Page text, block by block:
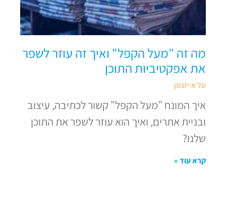
מה זה "מעל הקפל" ואיך זה עוזר לשפר
את אפקטיביות התוכן
טל אייזנמן
איך המונח "מעל הקפל" קשור לכתיבה, עיצוב
ובניית אתרים, ואיך הוא עוזר לשפר את התוכן
שלנו?
קרא עוד »